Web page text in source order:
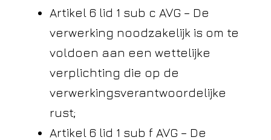
Artikel 6 lid 1 sub c AVG – De
verwerking noodzakelijk is om te
voldoen aan een wettelijke
verplichting die op de
verwerkingsverantwoordelijke
rust;
Artikel 6 lid 1 sub f AVG – De